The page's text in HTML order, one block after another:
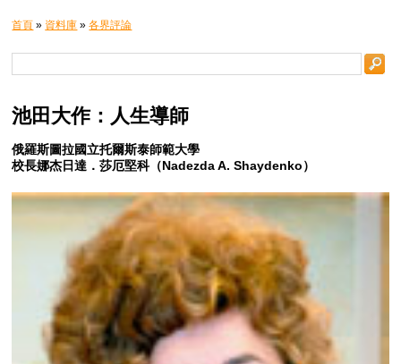
首頁 » 資料庫 »各界評論
池田大作：人生導師
俄羅斯圖拉國立托爾斯泰師範大學
校長娜杰日達．莎厄堅科（Nadezda A. Shaydenko）